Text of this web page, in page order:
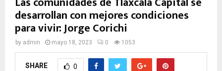
desarrollan con mejores condiciones
para vivir: Jorge Corichi
by admin mayo 18, 2023 0 1053
SHARE 0